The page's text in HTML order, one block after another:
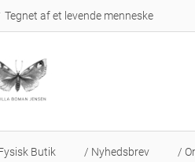
af et levende menneske
Butik / Nyhedsbrev /